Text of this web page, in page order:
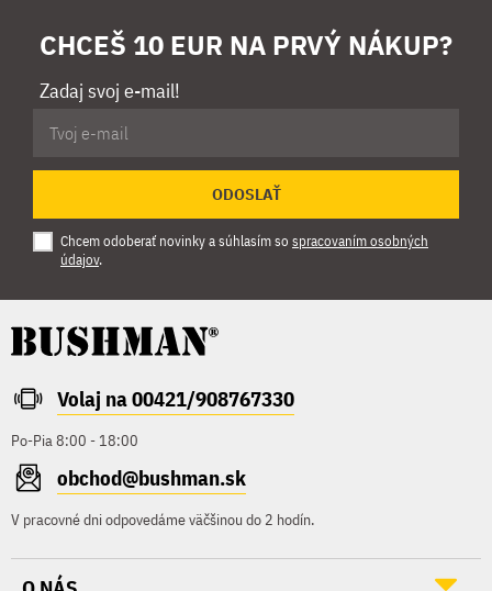
CHCEŠ 10 EUR NA PRVÝ NÁKUP?
Zadaj svoj e-mail!
ODOSLAŤ
Chcem odoberať novinky a súhlasím so spracovaním osobných
údajov.
Volaj na 00421/908767330
Po-Pia 8:00 - 18:00
obchod@bushman.sk
V pracovné dni odpovedáme väčšinou do 2 hodín.